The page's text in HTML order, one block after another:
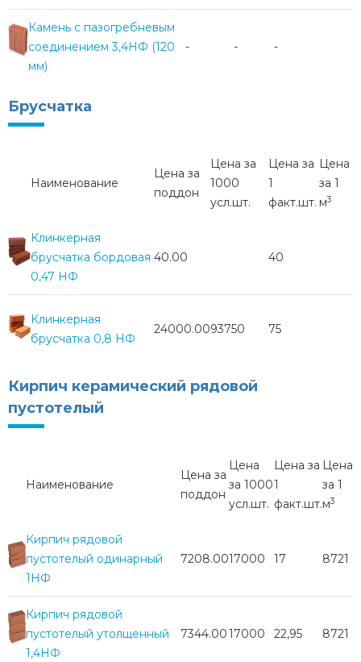
Камень с пазогребневым
соединением 3,4НФ (120
мм)
- - -
Брусчатка
Наименование
Цена за
поддон
Цена за
1000
усл.шт.
Цена за
1
факт.шт.
Цена
за 1
м3
Клинкерная
брусчатка бордовая
0,47 НФ
40.00 40
Клинкерная
брусчатка 0,8 НФ
24000.0093750 75
Кирпич керамический рядовой
пустотелый
Наименование
Цена за
поддон
Цена
за 1000
усл.шт.
Цена за
1
факт.шт.
Цена
за 1
м3
Кирпич рядовой
пустотелый одинарный
1НФ
7208.0017000 17 8721
Кирпич рядовой
пустотелый утолщенный
1,4НФ
7344.0017000 22,95 8721